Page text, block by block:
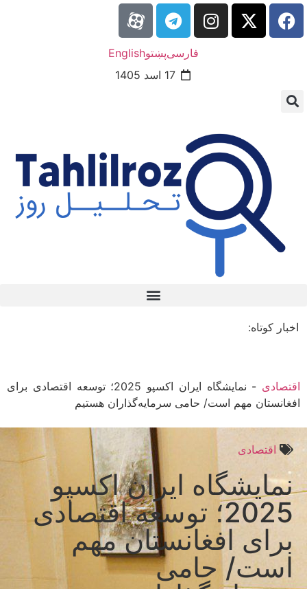
فارسی پښتوEnglish
17 اسد 1405
کوتاه:
-
نمایشگاه ایران اکسپو 2025؛ توسعه اقتصادی برای
مهم است/ حامی سرمایه‌گذاران هستیم
اقتصادی
ایران اکسپو
2025؛ توسعه اقتصادی
افغانستان مهم
حامی